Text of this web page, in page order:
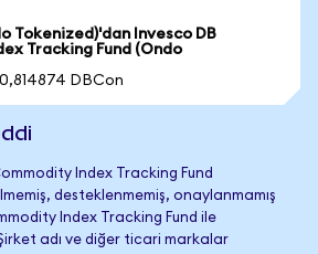
Tokenized)'dan Invesco DB
Tracking Fund (Ondo
DBCon
Index Tracking Fund
desteklenmemiş, onaylanmamış
Index Tracking Fund ile
adı ve diğer ticari markalar